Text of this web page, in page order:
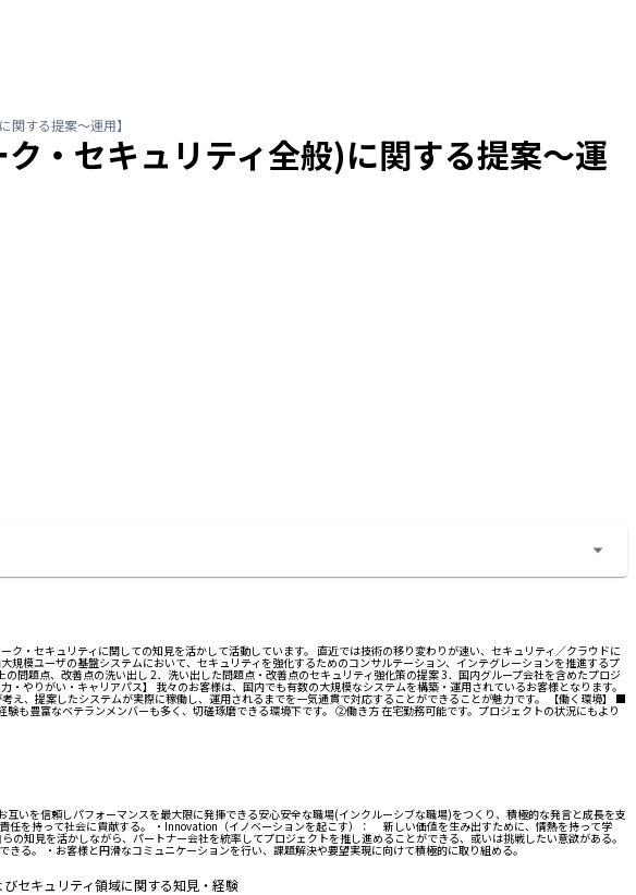
関する提案～運用】
・セキュリティ全般)に関する提案～運
・セキュリティに関しての知見を活かして活動しています。 直近では技術の移り変わりが速い、セキュリティ／クラウドに
模ユーザの基盤システムにおいて、セキュリティを強化するためのコンサルテーション、インテグレーションを推進するプ
問題点、改善点の洗い出し 2．洗い出した問題点・改善点のセキュリティ強化策の提案 3．国内グループ会社を含めたプロジ
やりがい・キャリアパス】 我々のお客様は、国内でも有数の大規模なシステムを構築・運用されているお客様となります。
、提案したシステムが実際に稼働し、運用されるまでを一気通貫で対応することができることが魅力です。 【働く環境】 ■
豊富なベテランメンバーも多く、切磋琢磨できる環境下です。 ②働き方 在宅勤務可能です。プロジェクトの状況にもより
を信頼しパフォーマンスを最大限に発揮できる安心安全な職場(インクルーシブな職場)をつくり、積極的な発言と成長を支
を持って社会に貢献する。 ・Innovation（イノベーションを起こす）： 新しい価値を生み出すために、情熱を持って学
知見を活かしながら、パートナー会社を統率してプロジェクトを推し進めることができる、或いは挑戦したい意欲がある。
る。 ・お客様と円滑なコミュニケーションを行い、課題解決や要望実現に向けて積極的に取り組める。
セキュリティ領域に関する知見・経験